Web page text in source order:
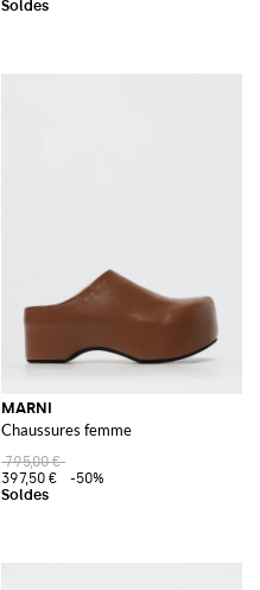
MARNI
Chaussures femme
795,00 €
397,50 €
-50%